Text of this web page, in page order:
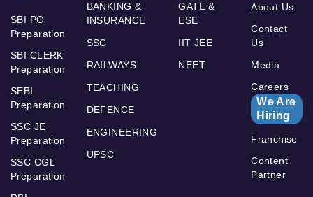
SBI PO
Preparation
SBI CLERK
Preparation
SEBI
Preparation
SSC JE
Preparation
SSC CGL
Preparation
BANKING &
INSURANCE
SSC
RAILWAYS
TEACHING
DEFENCE
ENGINEERING
UPSC
GATE &
ESE
IIT JEE
NEET
About Us
Contact
Us
Media
Careers
We Are
Hiring
Franchise
Content
Partner